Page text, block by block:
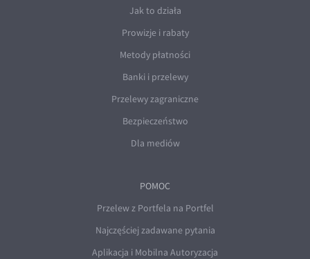
Jak to działa
Prowizje i rabaty
Metody płatności
Banki i przelewy
Przelewy zagraniczne
Bezpieczeństwo
Dla mediów
POMOC
Przelew z Portfela na Portfel
Najczęściej zadawane pytania
Aplikacja i Mobilna Autoryzacja